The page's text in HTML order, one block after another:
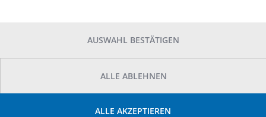
Prod.-/Lagerfläche
AUSWAHL BESTÄTIGEN
ALLE ABLEHNEN
ALLE AKZEPTIEREN